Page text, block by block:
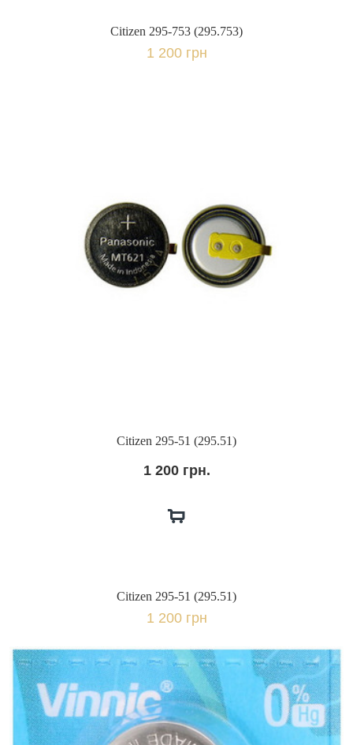
Citizen 295-753 (295.753)
1 200 грн
Citizen 295-51 (295.51)
1 200 грн.
Citizen 295-51 (295.51)
1 200 грн